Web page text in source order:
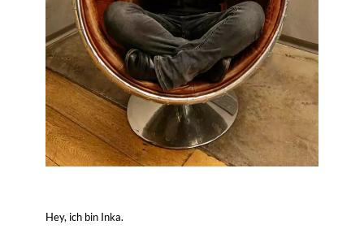
Hey, ich bin Inka.